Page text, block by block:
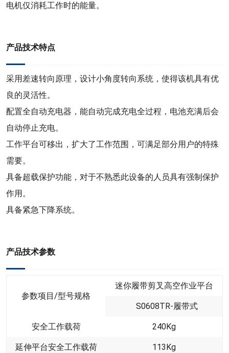
电机仅消耗工作时的能量。
产品技术特点
采用差速转向原理，设计小角度转向系统，使得该机具有优
良的灵活性。
配置全自动充电器，能自动完成充电全过程，电池充满后会
自动停止充电。
工作平台可移出，扩大了工作范围，可满足部分用户的特殊
需要。
具备超载保护功能，对于不熟悉此设备的人员具有强制保护
作用。
具备紧急下降系统。
产品技术参数
参数项目/型号规格
迷你履带剪叉高空作业平台
S0608TR-履带式
安全工作载荷 240Kg
延伸平台安全工作载荷 113Kg